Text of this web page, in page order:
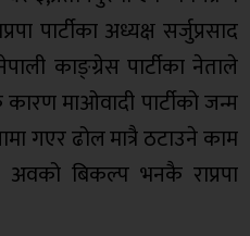
पार्टीका अध्यक्ष सर्जुप्रसाद
काङ्ग्रेस पार्टीका नेताले
माओवादी पार्टीको जन्म
गएर ढोल मात्रै ठटाउने काम
बिकल्प भनकै राप्रपा